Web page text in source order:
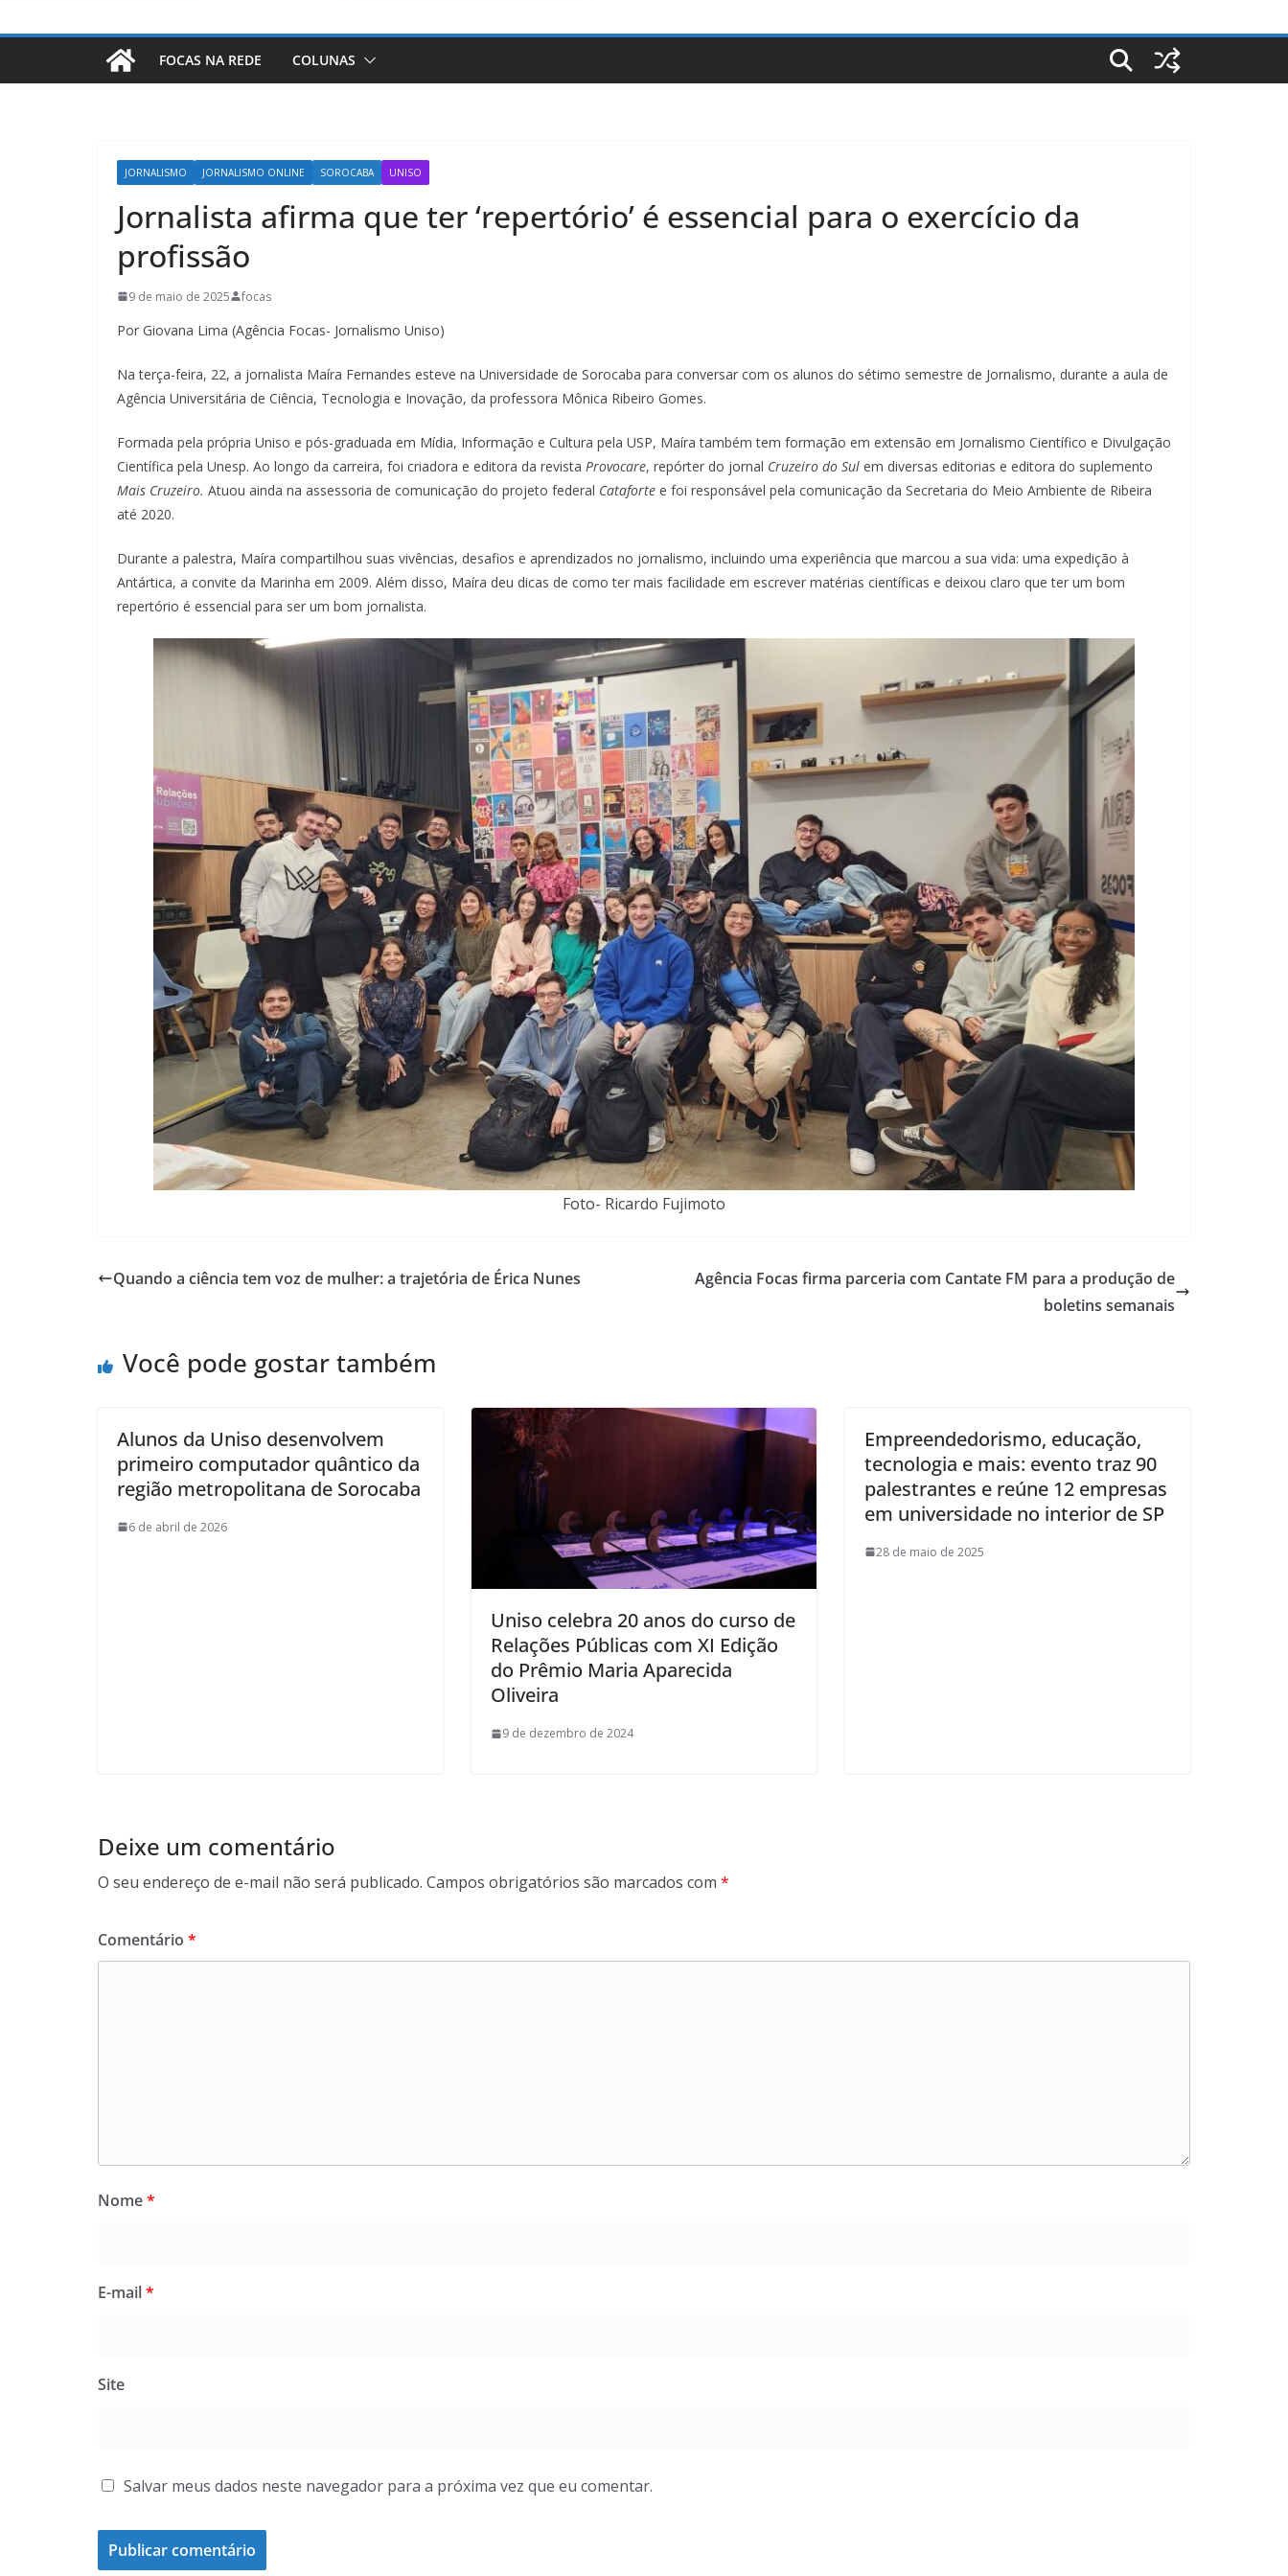
FOCAS NA REDE COLUNAS
JORNALISMO JORNALISMO ONLINE SOROCABA UNISO
Jornalista afirma que ter ‘repertório’ é essencial para o exercício da
profissão
9 de maio de 2025 focas
Por Giovana Lima (Agência Focas- Jornalismo Uniso)
Na terça-feira, 22, a jornalista Maíra Fernandes esteve na Universidade de Sorocaba para conversar com os alunos do sétimo semestre de Jornalismo, durante a aula de
Agência Universitária de Ciência, Tecnologia e Inovação, da professora Mônica Ribeiro Gomes.
Formada pela própria Uniso e pós-graduada em Mídia, Informação e Cultura pela USP, Maíra também tem formação em extensão em Jornalismo Científico e Divulgação
Científica pela Unesp. Ao longo da carreira, foi criadora e editora da revista Provocare, repórter do jornal Cruzeiro do Sul em diversas editorias e editora do suplemento
Mais Cruzeiro. Atuou ainda na assessoria de comunicação do projeto federal Cataforte e foi responsável pela comunicação da Secretaria do Meio Ambiente de Ribeira
até 2020.
Durante a palestra, Maíra compartilhou suas vivências, desafios e aprendizados no jornalismo, incluindo uma experiência que marcou a sua vida: uma expedição à
Antártica, a convite da Marinha em 2009. Além disso, Maíra deu dicas de como ter mais facilidade em escrever matérias científicas e deixou claro que ter um bom
repertório é essencial para ser um bom jornalista.
Foto- Ricardo Fujimoto
Quando a ciência tem voz de mulher: a trajetória de Érica Nunes
Agência Focas firma parceria com Cantate FM para a produção de
boletins semanais
Você pode gostar também
Alunos da Uniso desenvolvem
primeiro computador quântico da
região metropolitana de Sorocaba
6 de abril de 2026
Uniso celebra 20 anos do curso de
Relações Públicas com XI Edição
do Prêmio Maria Aparecida
Oliveira
9 de dezembro de 2024
Empreendedorismo, educação,
tecnologia e mais: evento traz 90
palestrantes e reúne 12 empresas
em universidade no interior de SP
28 de maio de 2025
Deixe um comentário
O seu endereço de e-mail não será publicado. Campos obrigatórios são marcados com *
Comentário *
Nome*
E-mail*
Site
Salvar meus dados neste navegador para a próxima vez que eu comentar.